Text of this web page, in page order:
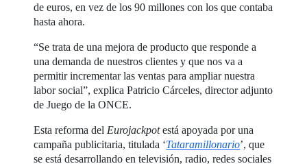
de euros, en vez de los 90 millones con los que contaba
hasta ahora.
“Se trata de una mejora de producto que responde a
una demanda de nuestros clientes y que nos va a
permitir incrementar las ventas para ampliar nuestra
labor social”, explica Patricio Cárceles, director adjunto
de Juego de la ONCE.
Esta reforma del Eurojackpotestá apoyada por una
campaña publicitaria, titulada ‘Tataramillonario’, que
se está desarrollando en televisión, radio, redes sociales